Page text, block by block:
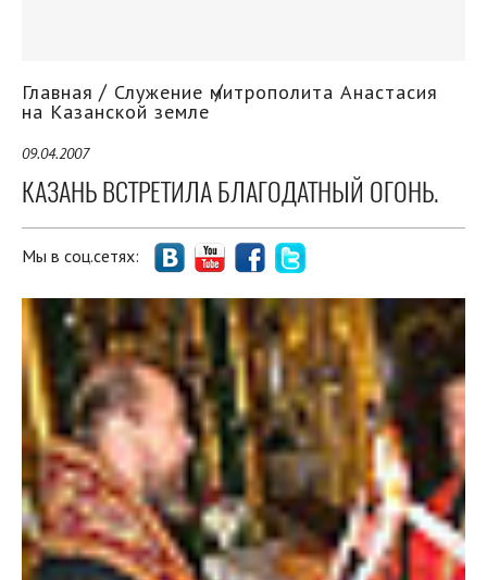
Главная Служение митрополита Анастасия
на Казанской земле
09.04.2007
КАЗАНЬ ВСТРЕТИЛА БЛАГОДАТНЫЙ ОГОНЬ.
Мы в соц.сетях: